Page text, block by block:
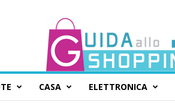
CASA ELETTRONICA